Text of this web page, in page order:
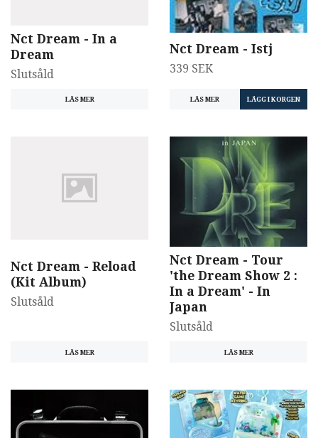
Nct Dream - In a
Dream
Slutsåld
LÄS MER
Nct Dream - Istj
339 SEK
LÄS MER
Nct Dream - Reload
(Kit Album)
Slutsåld
LÄS MER
Nct Dream - Tour
'the Dream Show 2 :
In a Dream' - In
Japan
Slutsåld
LÄS MER